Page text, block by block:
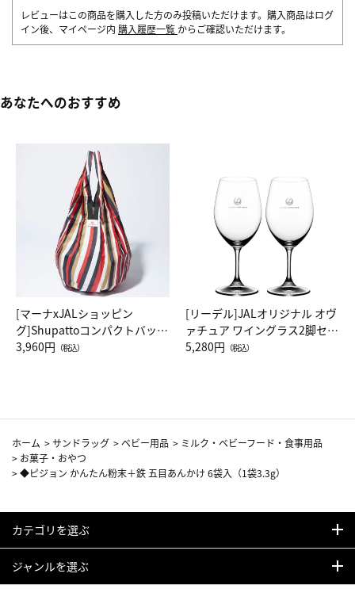
レビューはこの商品を購入した方のみ投稿いただけます。購入商品はログ
イン後、マイページ内 購入履歴一覧 からご確認いただけます。
あなたへのおすすめ
[マーナxJALショッピン
グ]Shupattoコンパクトバッグ
Drop JAL客室乗務員（LC）ス
3,960円 （税込）
[リーデル]JALオリジナル オヴ
ァチュア ワイングラス2脚セッ
ト（レッドワイン）
5,280円 （税込）
ホーム >サンドラッグ >ベビー用品 > ミルク・ベビーフード・食事用品
> お菓子・おやつ
>◆ピジョン かんたん粉末＋鉄 五目あんかけ 6袋入（1袋3.3g）
カテゴリを選ぶ
ジャンルを選ぶ